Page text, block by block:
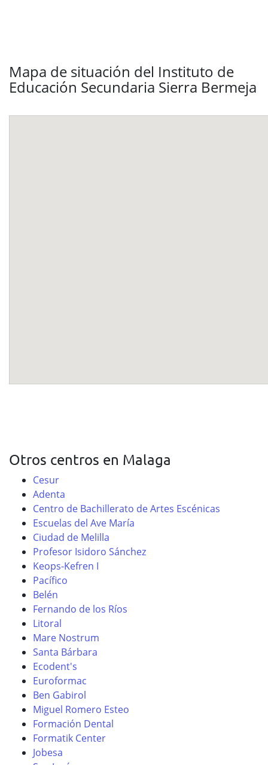
Mapa de situación del Instituto de
Educación Secundaria Sierra Bermeja
Otros centros en Malaga
Cesur
Adenta
Centro de Bachillerato de Artes Escénicas
Escuelas del Ave María
Ciudad de Melilla
Profesor Isidoro Sánchez
Keops-Kefren I
Pacífico
Belén
Fernando de los Ríos
Litoral
Mare Nostrum
Santa Bárbara
Ecodent's
Euroformac
Ben Gabirol
Miguel Romero Esteo
Formación Dental
Formatik Center
Jobesa